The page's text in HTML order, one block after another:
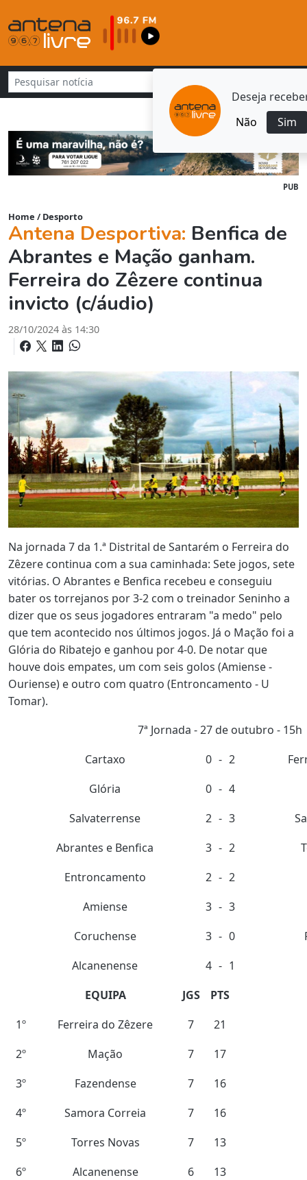
Deseja
Não
Sim
PUB
Home / Desporto
Antena Desportiva: Benfica de
Abrantes e Mação ganham.
Ferreira do Zêzere continua
invicto (c/áudio)
28/10/2024 às 14:30
Na jornada 7 da 1.ª Distrital de Santarém o Ferreira do
Zêzere continua com a sua caminhada: Sete jogos, sete
vitórias. O Abrantes e Benfica recebeu e conseguiu
bater os torrejanos por 3-2 com o treinador Seninho a
dizer que os seus jogadores entraram "a medo" pelo
que tem acontecido nos últimos jogos. Já o Mação foi a
Glória do Ribatejo e ganhou por 4-0. De notar que
houve dois empates, um com seis golos (Amiense -
Ouriense) e outro com quatro (Entroncamento - U
Tomar).
7ª Jornada - 27 de outubro - 15h
Cartaxo
0 - 2
Glória
0 - 4
Salvaterrense
2 - 3
Abrantes e Benfica
3 - 2
Entroncamento
2 - 2
Amiense
3 - 3
Coruchense
3 - 0
Alcanenense
4 - 1
EQUIPA
JGS
PTS
1º
Ferreira do Zêzere 7
21
2º
Mação 7
17
3º
Fazendense 7
16
4º
Samora Correia 7
16
5º
Torres Novas 7
13
6º
Alcanenense 6
13